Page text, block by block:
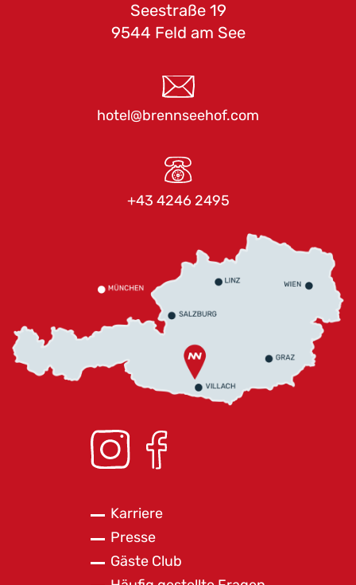
Seestraße 19
9544 Feld am See
hotel@brennseehof.com
+43 4246 2495
Karriere
Presse
Gäste Club